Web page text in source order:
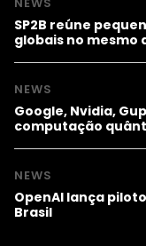
SP2B reúne
globais no mesmo
NEWS
Google, Nvidia,
computação
NEWS
OpenAI lança
Brasil